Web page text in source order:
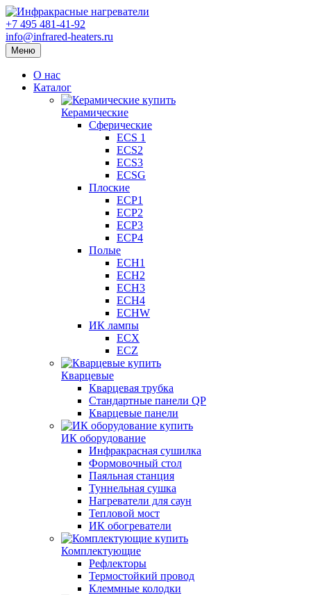
+7 495 481-41-92
info@infrared-heaters.ru
Меню
О нас
Каталог
Керамические
Сферические
ECS 1
ECS2
ECS3
ECSG
Плоские
ECP1
ECP2
ECP3
ECP4
Полые
ECH1
ECH2
ECH3
ECH4
ECHW
ИК лампы
ECX
ECZ
Кварцевые
Кварцевая трубка
Стандартные панели QP
Кварцевые панели
ИК оборудование
Инфракрасная сушилка
Формовочный стол
Паяльная станция
Туннельная сушка
Нагреватели для саун
Тепловой мост
ИК обогреватели
Комплектующие
Рефлекторы
Термостойкий провод
Клеммные колодки